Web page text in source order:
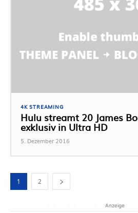
4K STREAMING
Hulu streamt 20 James
exklusiv in Ultra HD
5. Dezember 2016
1 2
Anzeige